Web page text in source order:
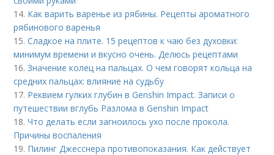
14. Как варить варенье из рябины. Рецепты ароматного
рябинового варенья
15.Сладкое на плите. 15 рецептов к чаю без духовки:
минимум времени и вкусно очень. Делюсь рецептами
16.Значение колец на пальцах. О чем говорят кольца на
средних пальцах: влияние на судьбу
17. Реквием гулких глубин в Genshin Impact. Записи о
путешествии вглубь Разлома в Genshin Impact
18.Что делать если загноилось ухо после прокола.
Причины воспаления
19. Пилинг Джесснера противопоказания. Как действует